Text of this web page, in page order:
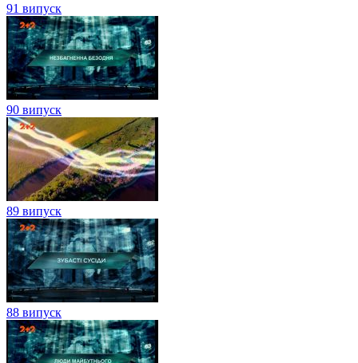
91 випуск
90 випуск
89 випуск
88 випуск